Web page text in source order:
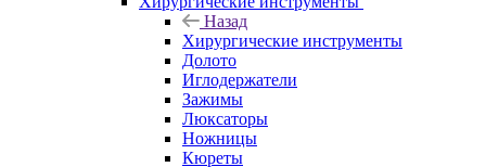
Назад
Хирургические инструменты
Долото
Иглодержатели
Зажимы
Люксаторы
Ножницы
Кюреты